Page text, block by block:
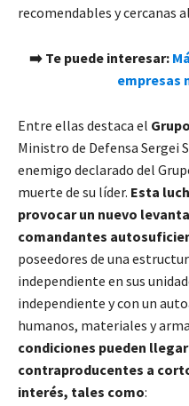
recomendables y cercanas
➡️ Te puede interesar:
empresas
Entre ellas destaca el
Ministro de Defensa Sergei
enemigo declarado del
muerte de su líder. Esta
provocar un nuevo
comandantes
poseedores de una
independiente en sus
independiente y con un
humanos, materiales y
condiciones pueden
contraproducentes a
interés, tales como: